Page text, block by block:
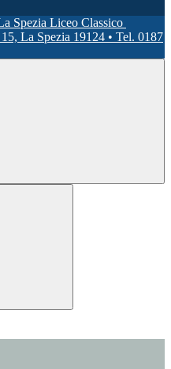
Liceo Classico
La Spezia 19124 • Tel. 0187